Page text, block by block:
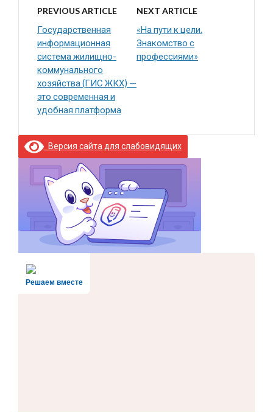
PREVIOUS ARTICLE
Государственная
информационная
система жилищно-
коммунального
хозяйства (ГИС ЖКХ) —
это современная и
удобная платформа
NEXT ARTICLE
«На пути к цели.
Знакомство с
профессиями»
Версия сайта для слабовидящих
Решаем вместе